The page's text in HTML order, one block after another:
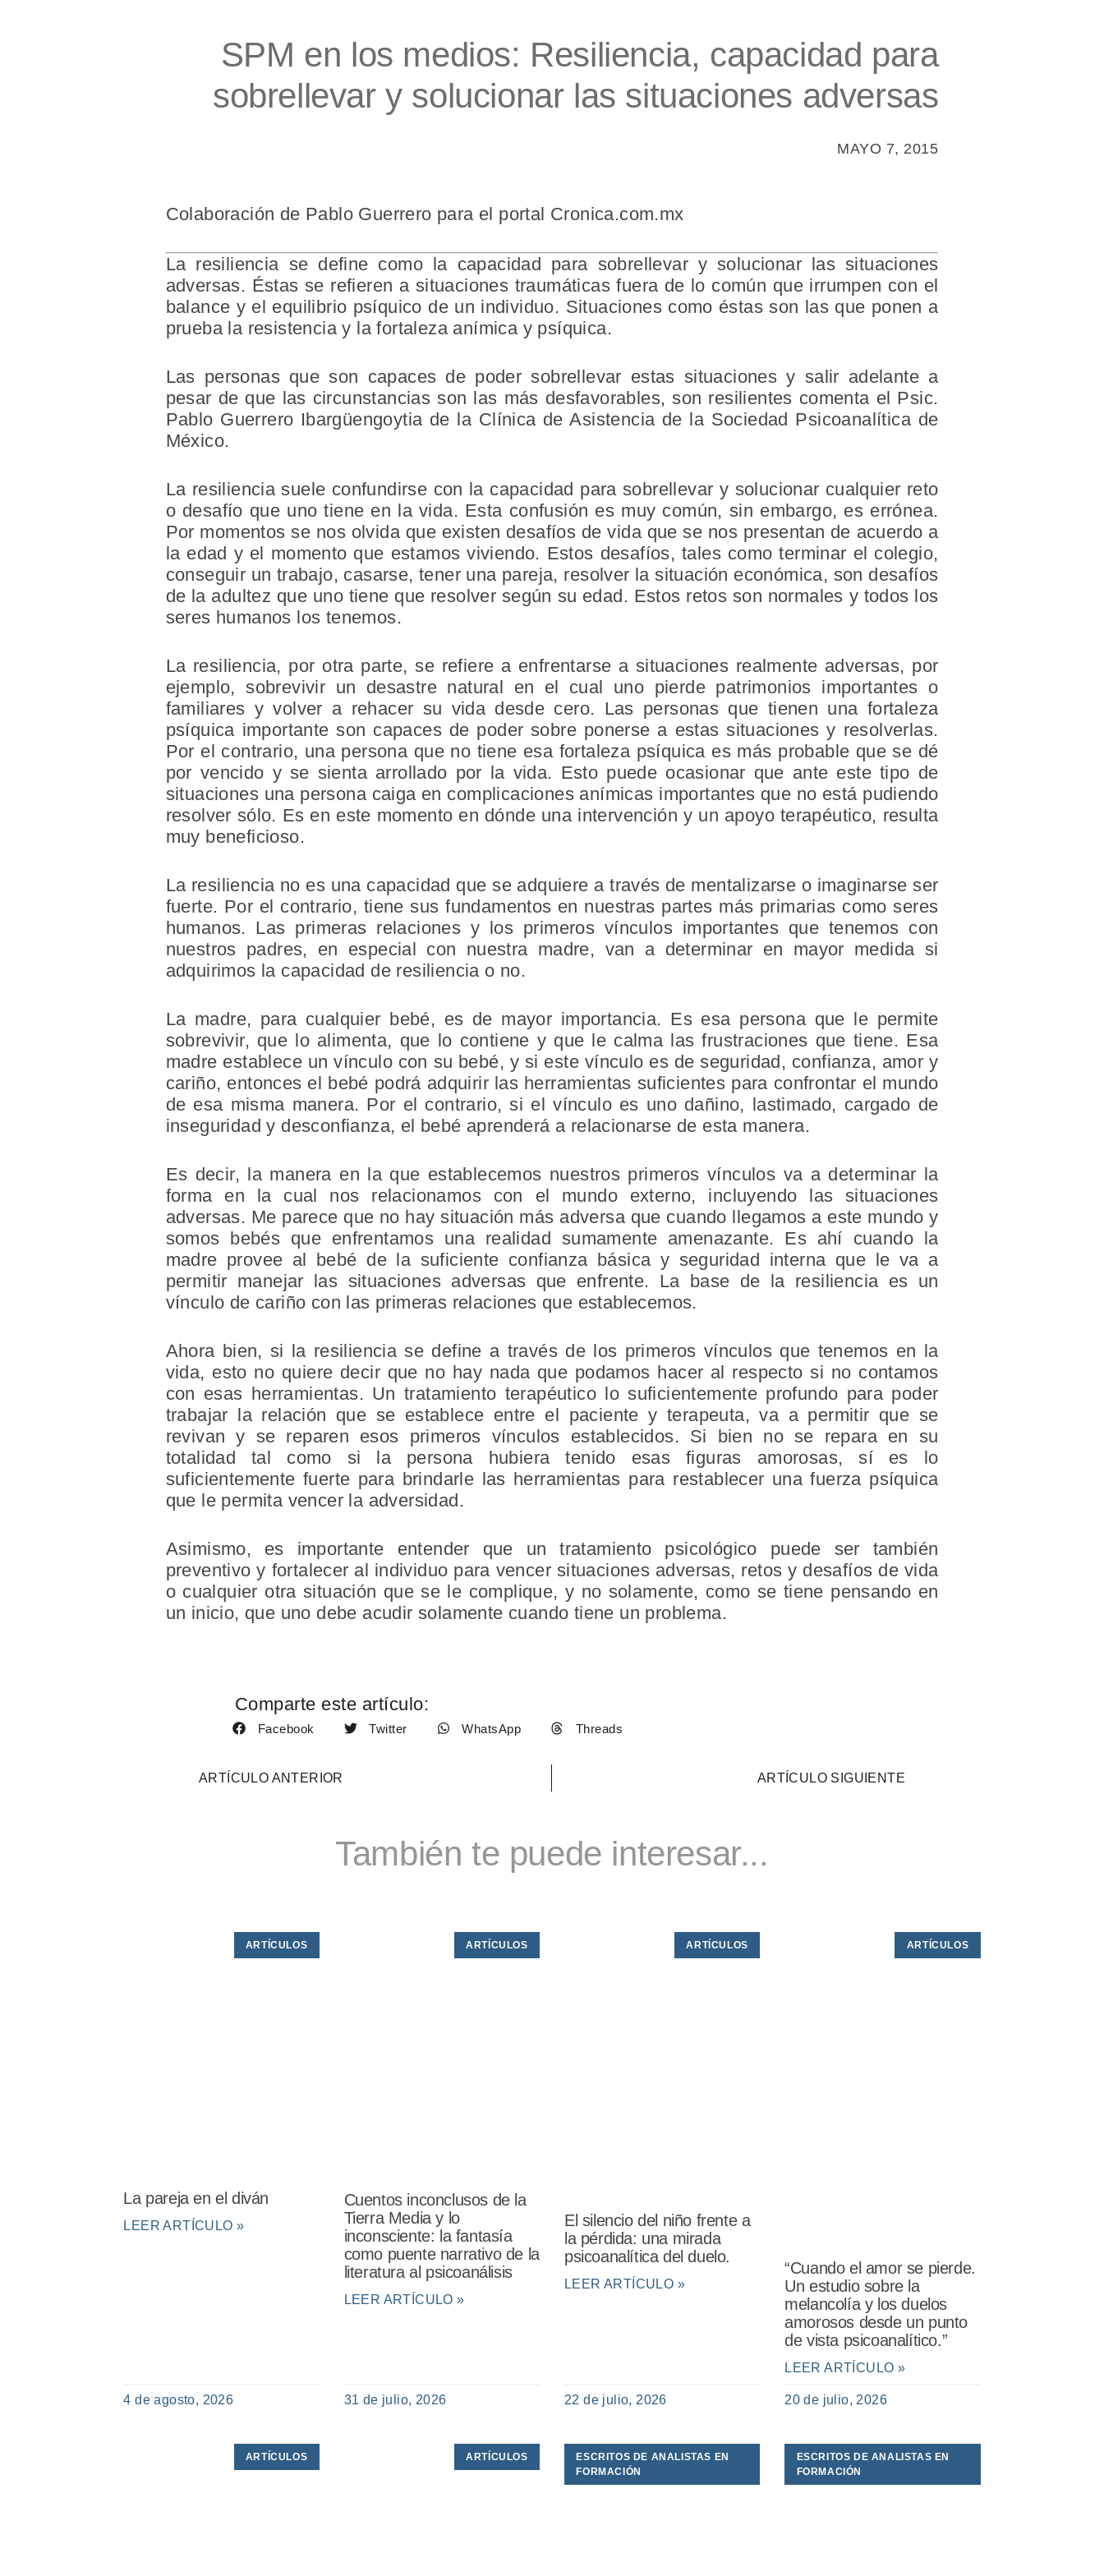
SPM en los medios: Resiliencia, capacidad para
sobrellevar y solucionar las situaciones adversas
MAYO 7, 2015
Colaboración de Pablo Guerrero para el portal Cronica.com.mx
La resiliencia se define como la capacidad para sobrellevar y solucionar las situaciones
adversas. Éstas se refieren a situaciones traumáticas fuera de lo común que irrumpen con el
balance y el equilibrio psíquico de un individuo. Situaciones como éstas son las que ponen a
prueba la resistencia y la fortaleza anímica y psíquica.
Las personas que son capaces de poder sobrellevar estas situaciones y salir adelante a
pesar de que las circunstancias son las más desfavorables, son resilientes comenta el Psic.
Pablo Guerrero Ibargüengoytia de la Clínica de Asistencia de la Sociedad Psicoanalítica de
México.
La resiliencia suele confundirse con la capacidad para sobrellevar y solucionar cualquier reto
o desafío que uno tiene en la vida. Esta confusión es muy común, sin embargo, es errónea.
Por momentos se nos olvida que existen desafíos de vida que se nos presentan de acuerdo a
la edad y el momento que estamos viviendo. Estos desafíos, tales como terminar el colegio,
conseguir un trabajo, casarse, tener una pareja, resolver la situación económica, son desafíos
de la adultez que uno tiene que resolver según su edad. Estos retos son normales y todos los
seres humanos los tenemos.
La resiliencia, por otra parte, se refiere a enfrentarse a situaciones realmente adversas, por
ejemplo, sobrevivir un desastre natural en el cual uno pierde patrimonios importantes o
familiares y volver a rehacer su vida desde cero. Las personas que tienen una fortaleza
psíquica importante son capaces de poder sobre ponerse a estas situaciones y resolverlas.
Por el contrario, una persona que no tiene esa fortaleza psíquica es más probable que se dé
por vencido y se sienta arrollado por la vida. Esto puede ocasionar que ante este tipo de
situaciones una persona caiga en complicaciones anímicas importantes que no está pudiendo
resolver sólo. Es en este momento en dónde una intervención y un apoyo terapéutico, resulta
muy beneficioso.
La resiliencia no es una capacidad que se adquiere a través de mentalizarse o imaginarse ser
fuerte. Por el contrario, tiene sus fundamentos en nuestras partes más primarias como seres
humanos. Las primeras relaciones y los primeros vínculos importantes que tenemos con
nuestros padres, en especial con nuestra madre, van a determinar en mayor medida si
adquirimos la capacidad de resiliencia o no.
La madre, para cualquier bebé, es de mayor importancia. Es esa persona que le permite
sobrevivir, que lo alimenta, que lo contiene y que le calma las frustraciones que tiene. Esa
madre establece un vínculo con su bebé, y si este vínculo es de seguridad, confianza, amor y
cariño, entonces el bebé podrá adquirir las herramientas suficientes para confrontar el mundo
de esa misma manera. Por el contrario, si el vínculo es uno dañino, lastimado, cargado de
inseguridad y desconfianza, el bebé aprenderá a relacionarse de esta manera.
Es decir, la manera en la que establecemos nuestros primeros vínculos va a determinar la
forma en la cual nos relacionamos con el mundo externo, incluyendo las situaciones
adversas. Me parece que no hay situación más adversa que cuando llegamos a este mundo y
somos bebés que enfrentamos una realidad sumamente amenazante. Es ahí cuando la
madre provee al bebé de la suficiente confianza básica y seguridad interna que le va a
permitir manejar las situaciones adversas que enfrente. La base de la resiliencia es un
vínculo de cariño con las primeras relaciones que establecemos.
Ahora bien, si la resiliencia se define a través de los primeros vínculos que tenemos en la
vida, esto no quiere decir que no hay nada que podamos hacer al respecto si no contamos
con esas herramientas. Un tratamiento terapéutico lo suficientemente profundo para poder
trabajar la relación que se establece entre el paciente y terapeuta, va a permitir que se
revivan y se reparen esos primeros vínculos establecidos. Si bien no se repara en su
totalidad tal como si la persona hubiera tenido esas figuras amorosas, sí es lo
suficientemente fuerte para brindarle las herramientas para restablecer una fuerza psíquica
que le permita vencer la adversidad.
Asimismo, es importante entender que un tratamiento psicológico puede ser también
preventivo y fortalecer al individuo para vencer situaciones adversas, retos y desafíos de vida
o cualquier otra situación que se le complique, y no solamente, como se tiene pensando en
un inicio, que uno debe acudir solamente cuando tiene un problema.
Comparte este artículo:
Facebook Twitter WhatsApp Threads
ARTÍCULO ANTERIOR ARTÍCULO SIGUIENTE
También te puede interesar...
ARTÍCULOS
La pareja en el diván
LEER ARTÍCULO »
4 de agosto, 2026
ARTÍCULOS
Cuentos inconclusos de la
Tierra Media y lo
inconsciente: la fantasía
como puente narrativo de la
literatura al psicoanálisis
LEER ARTÍCULO »
31 de julio, 2026
ARTÍCULOS
El silencio del niño frente a
la pérdida: una mirada
psicoanalítica del duelo.
LEER ARTÍCULO »
22 de julio, 2026
ARTÍCULOS
“Cuando el amor se pierde.
Un estudio sobre la
melancolía y los duelos
amorosos desde un punto
de vista psicoanalítico.”
LEER ARTÍCULO »
20 de julio, 2026
ARTÍCULOS ARTÍCULOS
ESCRITOS DE ANALISTAS EN
FORMACIÓN
ESCRITOS DE ANALISTAS EN
FORMACIÓN